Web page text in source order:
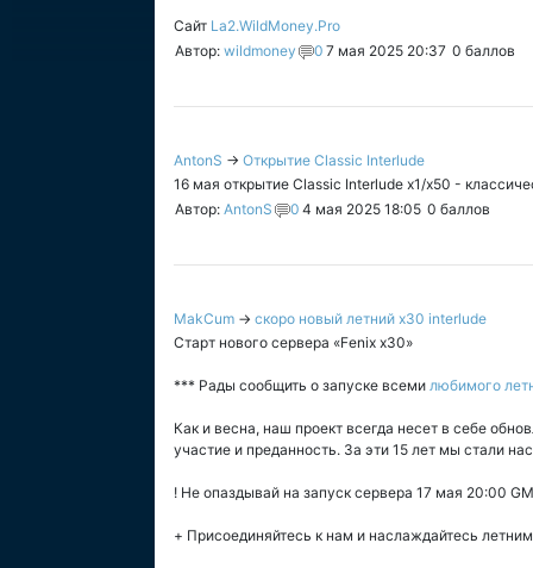
Сайт La2.WildMoney.Pro
Автор: wildmoney 0 7 мая 2025 20:37 0 баллов
AntonS → Открытие Classic Interlude
16 мая открытие Classic Interlude x1/x50 -
Автор: AntonS 0 4 мая 2025 18:05 0 баллов
MakCum → скоро новый летний x30 interlude
Старт нового сервера «Fenix x30»
*** Рады сообщить о запуске всеми любимого
Как и весна, наш проект всегда несет в себе
участие и преданность. За эти 15 лет мы стали
! Не опаздывай на запуск сервера 17 мая 20:00
+ Присоединяйтесь к нам и наслаждайтесь